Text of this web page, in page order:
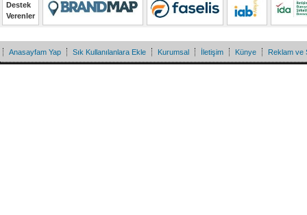
Destek
Verenler
Anasayfam Yap Sık Kullanılanlara Ekle Kurumsal İletişim Künye Reklam ve